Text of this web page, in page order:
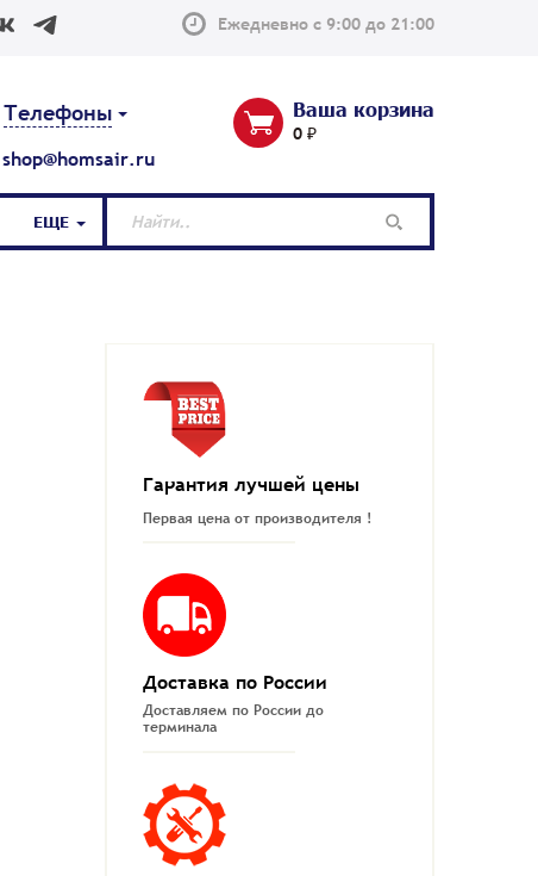
Ежедневно с 9:00 до 21:00
Телефоны
shop@homsair.ru
Ваша корзина
0 ₽
Гарантия лучшей цены
Первая цена от производителя !
Доставка по России
Доставляем по России до
терминала
ЕЩЕ